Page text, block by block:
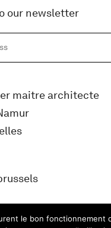
our newsletter
maitre architecte
le bon fonctionnement